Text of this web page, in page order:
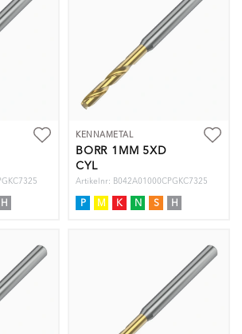
H
KENNAMETAL
BORR 1MM 5XD
CYL
Artikelnr: B042A01000CPGKC7325
P M K N S H